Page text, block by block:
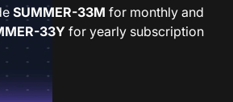
SUMMER-33M for monthly and
33Y for yearly subscription